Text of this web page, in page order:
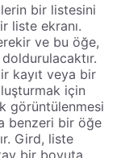
bir listesini
liste ekranı.
ve bu öğe,
kayıt veya bir
için
görüntülenmesi
benzeri bir öğe
Gird, liste
bir boyuta